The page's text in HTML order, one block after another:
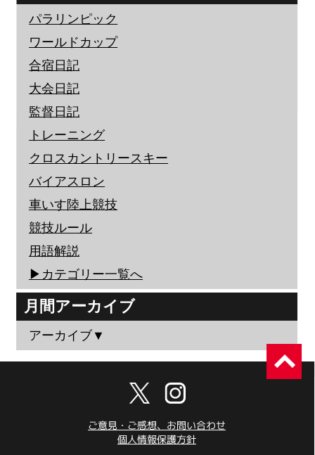
パラリンピック
ワールドカップ
合宿日記
大会日記
監督日記
トレーニング
クロスカントリースキー
バイアスロン
車いす陸上競技
競技ルール
用語解説
▶︎カテゴリー一覧へ
月間アーカイブ
アーカイブ▼
ご意見・ご感想、お問い合わせ
個人情報保護方針